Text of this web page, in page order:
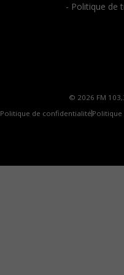
- Politique de
© 2026 FM
Politique de confidentialité Politique